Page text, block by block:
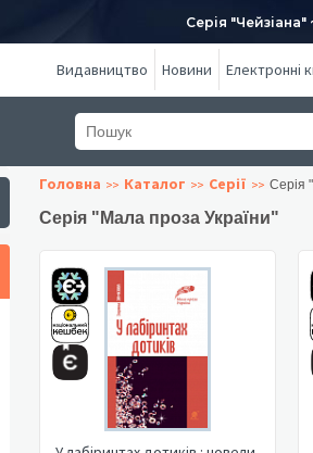
Серія
Видавництво Новини Електронні
Головна Каталог Серії Серія
Серія "Мала проза України"